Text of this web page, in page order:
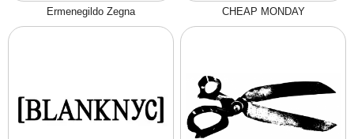
Ermenegildo Zegna CHEAP MONDAY